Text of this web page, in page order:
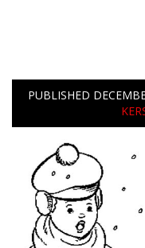
PUBLISHED